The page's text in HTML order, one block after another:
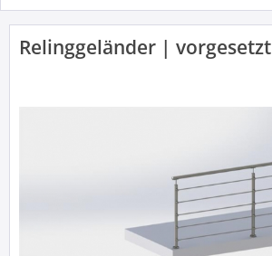
Relinggeländer | vorgesetzt